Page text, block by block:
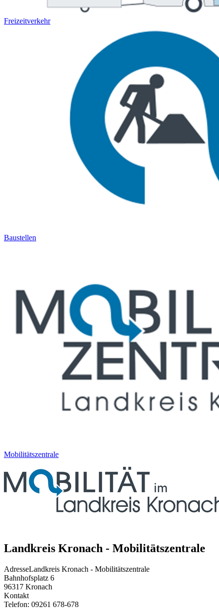
Freizeitverkehr
Baustellen
Mobilitätszentrale
Landkreis Kronach - Mobilitätszentrale
AdresseLandkreis Kronach - Mobilitätszentrale
Bahnhofsplatz 6
96317 Kronach
Kontakt
Telefon: 09261 678-678